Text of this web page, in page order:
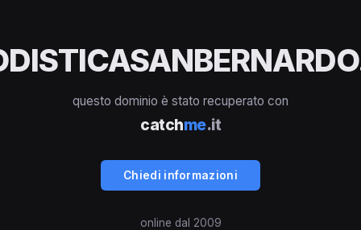
questo dominio è stato recuperato con
catchme.it
Chiedi informazioni
online dal 2009